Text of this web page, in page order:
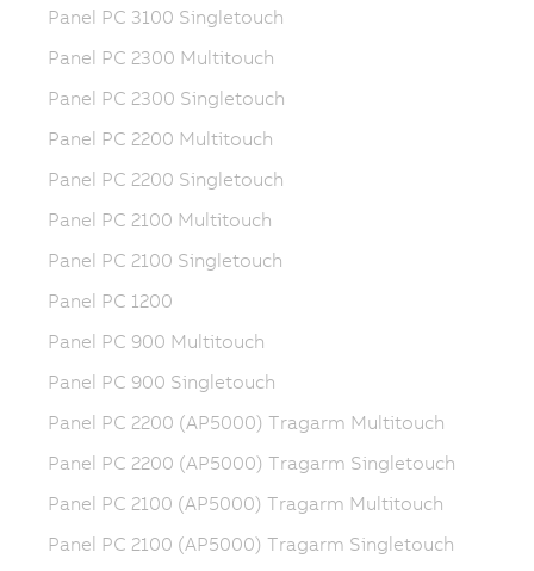
Panel PC 3100 Singletouch
Panel PC 2300 Multitouch
Panel PC 2300 Singletouch
Panel PC 2200 Multitouch
Panel PC 2200 Singletouch
Panel PC 2100 Multitouch
Panel PC 2100 Singletouch
Panel PC 1200
Panel PC 900 Multitouch
Panel PC 900 Singletouch
Panel PC 2200 (AP5000) Tragarm Multitouch
Panel PC 2200 (AP5000) Tragarm Singletouch
Panel PC 2100 (AP5000) Tragarm Multitouch
Panel PC 2100 (AP5000) Tragarm Singletouch